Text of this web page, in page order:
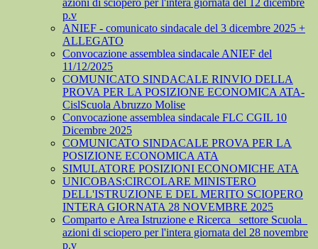
azioni di sciopero per l'intera giornata del 12 dicembre
p.v
ANIEF - comunicato sindacale del 3 dicembre 2025 +
ALLEGATO
Convocazione assemblea sindacale ANIEF del
11/12/2025
COMUNICATO SINDACALE RINVIO DELLA
PROVA PER LA POSIZIONE ECONOMICA ATA-
CislScuola Abruzzo Molise
Convocazione assemblea sindacale FLC CGIL 10
Dicembre 2025
COMUNICATO SINDACALE PROVA PER LA
POSIZIONE ECONOMICA ATA
SIMULATORE POSIZIONI ECONOMICHE ATA
UNICOBAS:CIRCOLARE MINISTERO
DELL'ISTRUZIONE E DEL MERITO SCIOPERO
INTERA GIORNATA 28 NOVEMBRE 2025
Comparto e Area Istruzione e Ricerca_ settore Scuola_
azioni di sciopero per l'intera giornata del 28 novembre
p.v